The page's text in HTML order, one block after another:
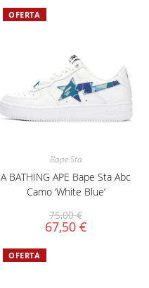
OFERTA
Bape Sta
A BATHING APE Bape Sta Abc
Camo ‘White Blue’
75,00€
67,50 €
OFERTA